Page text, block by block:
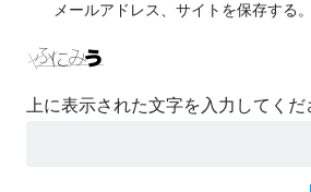
メールアドレス、サイトを保存する。
上に表示された文字を入力してくだ